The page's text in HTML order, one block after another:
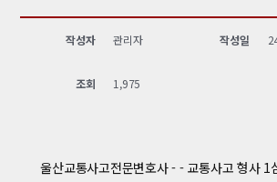
작성자 관리자 작성일
조회 1,975
울산교통사고전문변호사 - - 교통사고 형사 1